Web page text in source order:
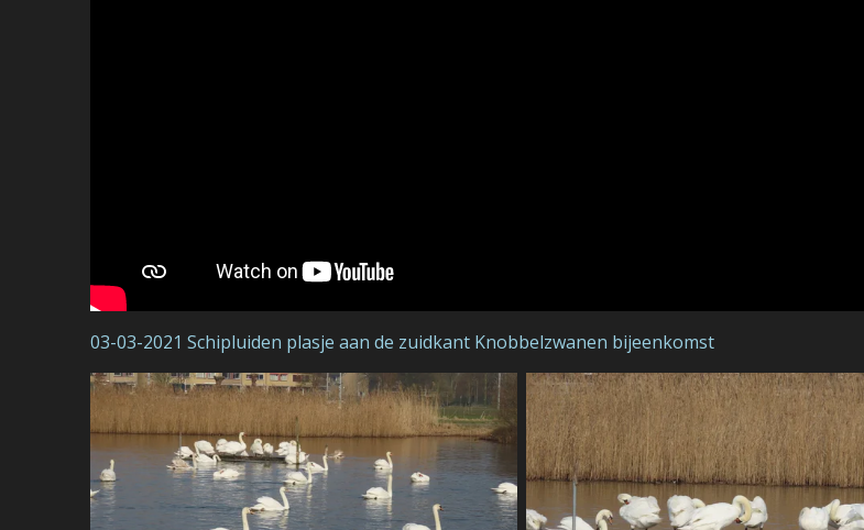
03-03-2021 Schipluiden plasje aan de zuidkant Knobbelzwanen bijeenkomst